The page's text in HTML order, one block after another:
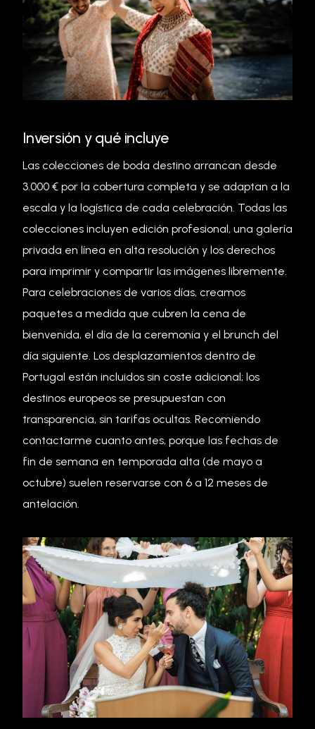
Inversión y qué incluye
Las colecciones de boda destino arrancan desde
3.000 € por la cobertura completa y se adaptan a la
escala y la logística de cada celebración. Todas las
colecciones incluyen edición profesional, una galería
privada en línea en alta resolución y los derechos
para imprimir y compartir las imágenes libremente.
Para celebraciones de varios días, creamos
paquetes a medida que cubren la cena de
bienvenida, el día de la ceremonia y el brunch del
día siguiente. Los desplazamientos dentro de
Portugal están incluidos sin coste adicional; los
destinos europeos se presupuestan con
transparencia, sin tarifas ocultas. Recomiendo
contactarme cuanto antes, porque las fechas de
fin de semana en temporada alta (de mayo a
octubre) suelen reservarse con 6 a 12 meses de
antelación.